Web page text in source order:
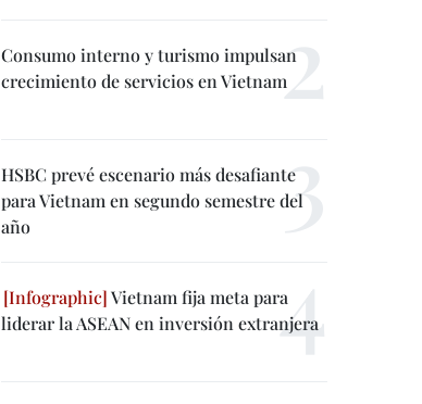
Consumo interno y turismo impulsan
crecimiento de servicios en Vietnam
HSBC prevé escenario más desafiante
para Vietnam en segundo semestre del
año
Vietnam fija meta para
liderar la ASEAN en inversión extranjera